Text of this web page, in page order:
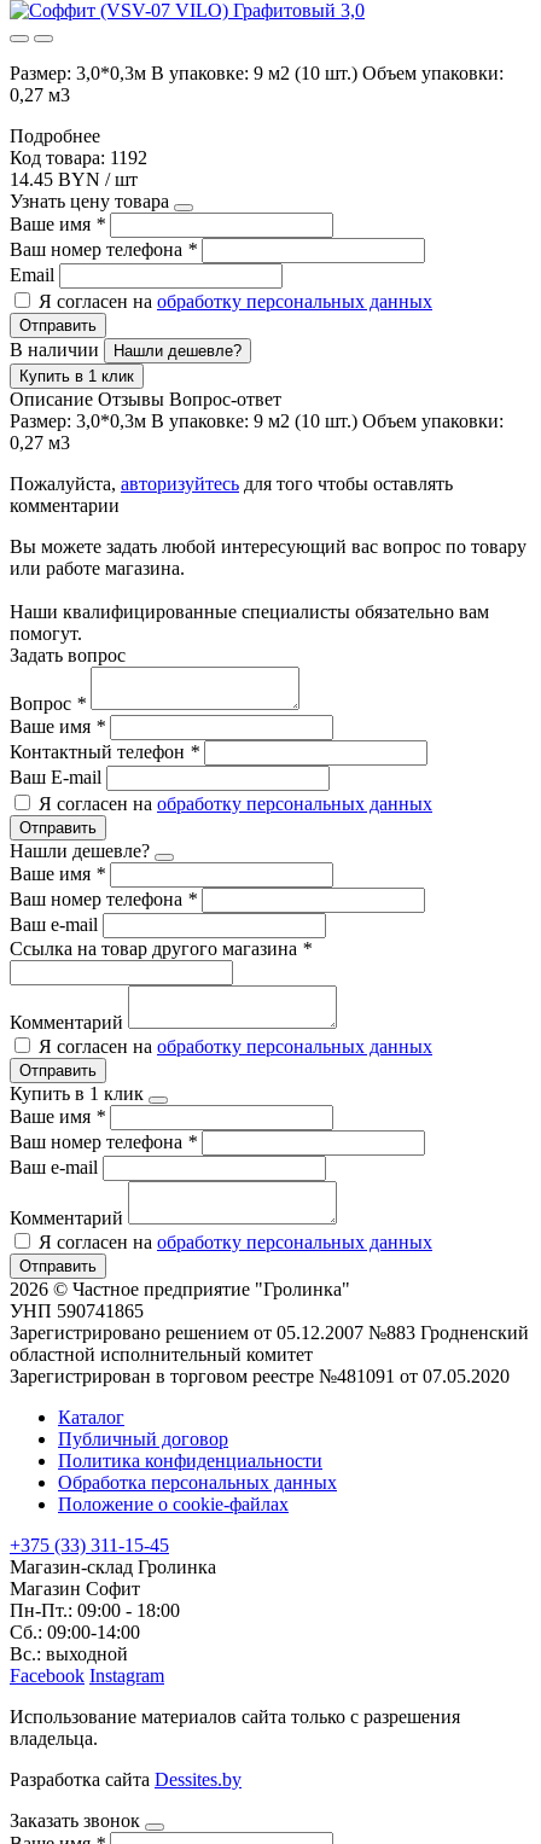
Размер: 3,0*0,3м В упаковке: 9 м2 (10 шт.) Объем упаковки:
0,27 м3
Подробнее
Код товара: 1192
14.45 BYN / шт
Узнать цену товара
Ваше имя *
Ваш номер телефона *
Email
Я согласен на обработку персональных данных
Отправить
В наличии
Нашли дешевле?
Купить в 1 клик
Описание Отзывы Вопрос-ответ
Размер: 3,0*0,3м В упаковке: 9 м2 (10 шт.) Объем упаковки:
0,27 м3
Пожалуйста, авторизуйтесь для того чтобы оставлять
комментарии
Вы можете задать любой интересующий вас вопрос по товару
или работе магазина.
Наши квалифицированные специалисты обязательно вам
помогут.
Задать вопрос
Вопрос *
Ваше имя *
Контактный телефон *
Ваш E-mail
Я согласен на обработку персональных данных
Отправить
Нашли дешевле?
Ваше имя *
Ваш номер телефона *
Ваш e-mail
Ссылка на товар другого магазина *
Комментарий
Я согласен на обработку персональных данных
Отправить
Купить в 1 клик
Ваше имя *
Ваш номер телефона *
Ваш e-mail
Комментарий
Я согласен на обработку персональных данных
Отправить
2026 © Частное предприятие "Гролинка"
УНП 590741865
Зарегистрировано решением от 05.12.2007 №883 Гродненский
областной исполнительный комитет
Зарегистрирован в торговом реестре №481091 от 07.05.2020
Каталог
Публичный договор
Политика конфиденциальности
Обработка персональных данных
Положение о cookie-файлах
+375 (33) 311-15-45
Магазин-склад Гролинка
Магазин Софит
Пн-Пт.: 09:00 - 18:00
Сб.: 09:00-14:00
Вс.: выходной
Facebook Instagram
Использование материалов сайта только с разрешения
владельца.
Разработка сайта Dessites.by
Заказать звонок